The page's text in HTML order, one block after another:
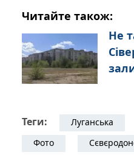
Читайте також:
Не
Теги: Луганська
Фото